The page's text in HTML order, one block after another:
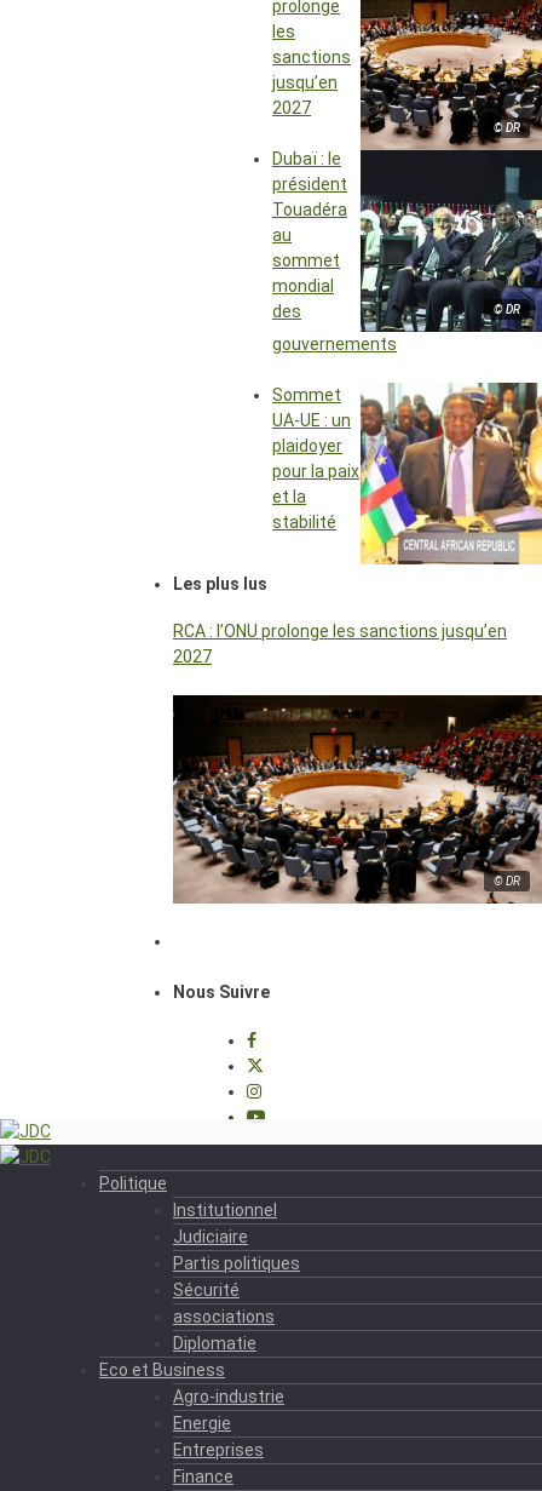
© DR
prolonge
les
sanctions
jusqu’en
2027
© DR
Dubaï : le
président
Touadéra
au
sommet
mondial
des
gouvernements
Sommet
UA-UE : un
plaidoyer
pour la paix
et la
stabilité
Les plus lus
RCA : l’ONU prolonge les sanctions jusqu’en
2027
© DR
Nous Suivre
Politique
Institutionnel
Judiciaire
Partis politiques
Sécurité
associations
Diplomatie
Eco et Business
Agro-industrie
Energie
Entreprises
Finance